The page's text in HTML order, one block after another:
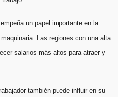
un papel importante en la
Las regiones con una alta
salarios más altos para atraer y
también puede influir en su